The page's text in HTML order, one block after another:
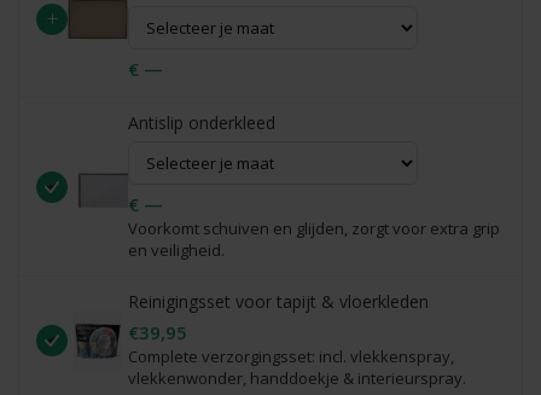
+
€ —
Antislip onderkleed
€ —
Voorkomt schuiven en glijden, zorgt voor extra grip
en veiligheid.
Reinigingsset voor tapijt & vloerkleden
€39,95
Complete verzorgingsset: incl. vlekkenspray,
vlekkenwonder, handdoekje & interieurspray.